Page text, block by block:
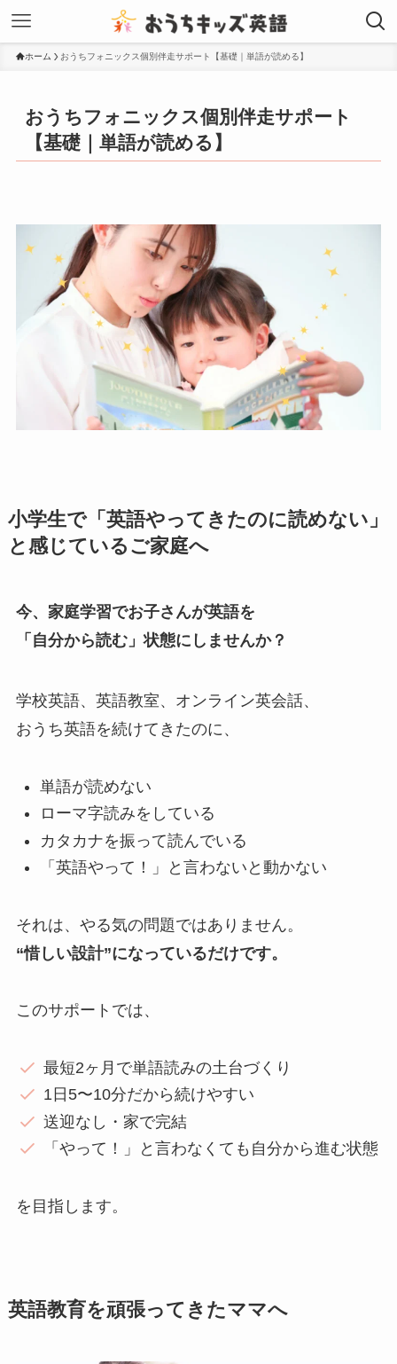
ホーム おうちフォニックス個別伴走サポート【基礎｜単語が読める】
おうちフォニックス個別伴走サポート
【基礎｜単語が読める】
小学生で「英語やってきたのに読めない」
と感じているご家庭へ
今、家庭学習でお子さんが英語を
「自分から読む」状態にしませんか？
学校英語、英語教室、オンライン英会話、
おうち英語を続けてきたのに、
単語が読めない
ローマ字読みをしている
カタカナを振って読んでいる
「英語やって！」と言わないと動かない
それは、やる気の問題ではありません。
“惜しい設計”になっているだけです。
このサポートでは、
最短2ヶ月で単語読みの土台づくり
1日5〜10分だから続けやすい
送迎なし・家で完結
「やって！」と言わなくても自分から進む状態
を目指します。
英語教育を頑張ってきたママへ